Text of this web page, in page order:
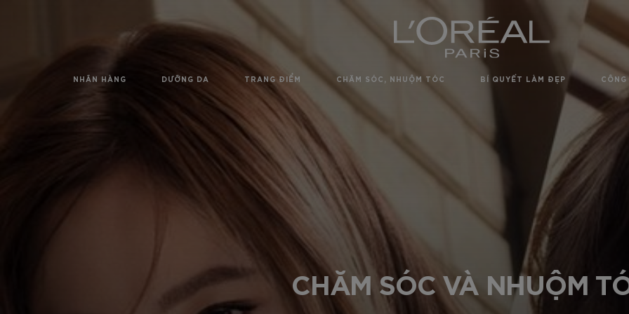
NHÃN HÀNG DƯỠNG DA TRANG ĐIỂM CHĂM SÓC, NHUỘM TÓC BÍ QUYẾT LÀM ĐẸP
CHĂM SÓC VÀ NHUỘM